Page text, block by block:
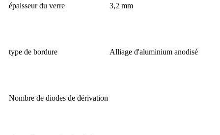
épaisseur du verre 3,2 mm
type de bordure Alliage d'aluminium anodisé
Nombre de diodes de dérivation